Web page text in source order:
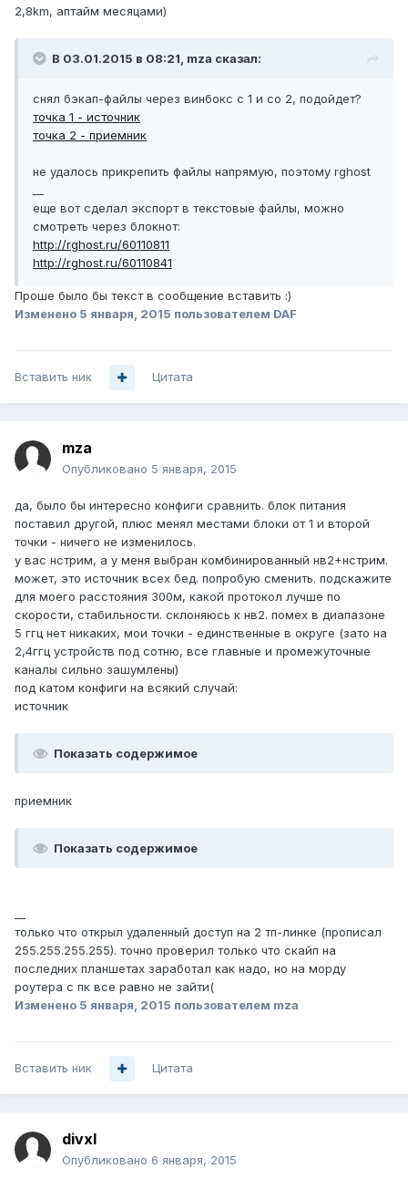
2,8km, аптайм месяцами)
В 03.01.2015 в 08:21, mza сказал:
снял бэкап-файлы через винбокс с 1 и со 2, подойдет?
точка 1 - источник
точка 2 - приемник
не удалось прикрепить файлы напрямую, поэтому rghost
еще вот сделал экспорт в текстовые файлы, можно
смотреть через блокнот:
http://rghost.ru/60110811
http://rghost.ru/60110841
Проше было бы текст в сообщение вставить :)
Изменено 5 января, 2015 пользователем DAF
Вставить ник Цитата
mza
Опубликовано 5 января, 2015
да, было бы интересно конфиги сравнить. блок питания
поставил другой, плюс менял местами блоки от 1 и второй
точки - ничего не изменилось.
у вас нстрим, а у меня выбран комбинированный нв2+нстрим.
может, это источник всех бед. попробую сменить. подскажите
для моего расстояния 300м, какой протокол лучше по
скорости, стабильности. склоняюсь к нв2. помех в диапазоне
5 ггц нет никаких, мои точки - единственные в округе (зато на
2,4ггц устройств под сотню, все главные и промежуточные
каналы сильно зашумлены)
под катом конфиги на всякий случай:
источник
Показать содержимое
приемник
Показать содержимое
только что открыл удаленный доступ на 2 тп-линке (прописал
255.255.255.255). точно проверил только что скайп на
последних планшетах заработал как надо, но на морду
роутера с пк все равно не зайти(
Изменено 5 января, 2015 пользователем mza
Вставить ник Цитата
divxl
Опубликовано 6 января, 2015